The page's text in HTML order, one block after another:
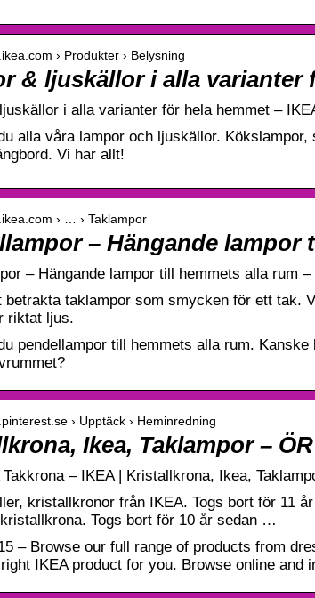
› Produkter › Belysning
& ljuskällor i alla varianter
i alla varianter för hela hemmet –
alla våra lampor och ljuskällor.
Vi har allt!
› … › Taklampor
– Hängande lampor
– Hängande lampor till hemmets alla rum –
betrakta taklampor som smycken för ett tak.
riktat ljus.
pendellampor till hemmets alla rum.
› Upptäck › Heminredning
Ikea, Taklampor –
Takkrona – IKEA | Kristallkrona, Ikea,
kristallkronor från IKEA. Togs bort för 11
Togs bort för 10 år sedan …
– Browse our full range of products from
IKEA product for you. Browse online and